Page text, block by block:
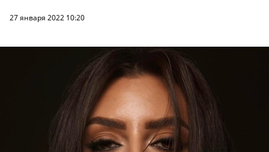
27 января 2022 10:20